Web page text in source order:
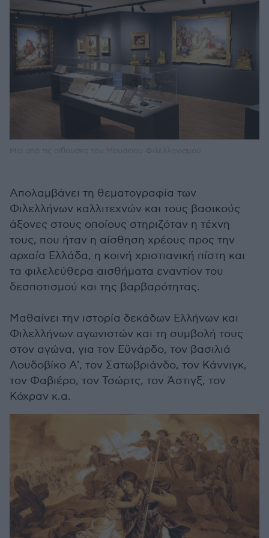
Απολαμβάνει τη θεματογραφία των
Φιλελλήνων καλλιτεχνών και τους βασικούς
άξονες στους οποίους στηριζόταν η τέχνη
τους, που ήταν η αίσθηση χρέους προς την
αρχαία Ελλάδα, η κοινή χριστιανική πίστη και
τα φιλελεύθερα αισθήματα εναντίον του
δεσποτισμού και της βαρβαρότητας.
Μαθαίνει την ιστορία δεκάδων Ελλήνων και
Φιλελλήνων αγωνιστών και τη συμβολή τους
στον αγώνα, για τον Εϋνάρδο, τον βασιλιά
Λουδοβίκο Α’, τον Σατωβριάνδο, τον Κάννιγκ,
τον Φαβιέρο, τον Τσώρτς, τον Άστιγξ, τον
Κόχραν κ.α.